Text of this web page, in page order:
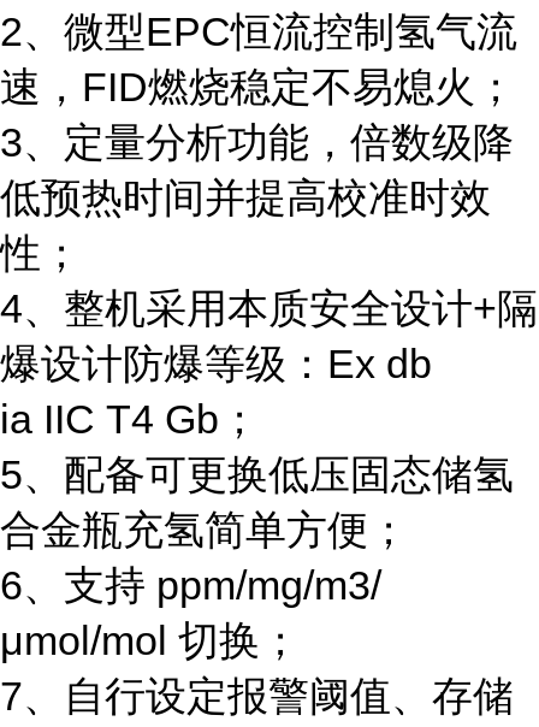
2、 微型EPC恒流控制氢气流
速，FID燃烧稳定不易熄火；
3、定量分析功能，倍数级降
低预热时间并提高校准时效
性；
4、 整机采用本质安全设计+隔
爆设计防爆等级：Ex db
ia IIC T4 Gb；
5、配备可更换低压固态储氢
合金瓶充氢简单方便；
6、 支持 ppm/mg/m3/
μmol/mol 切换；
7、
自行设定报警阈值、存储